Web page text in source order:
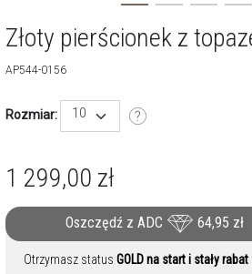
Złoty pierścionek z
AP544-0156
Rozmiar: 10
1 299,00 zł
Oszczędź z ADC 64,95 zł
Otrzymasz status GOLD na start i stały rabat